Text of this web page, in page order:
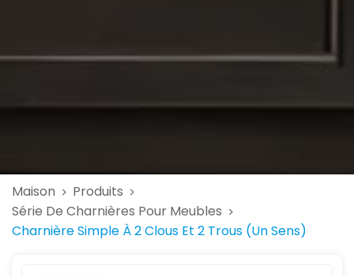
Maison > Produits >
Série De Charnières Pour Meubles >
Charnière Simple À 2 Clous Et 2 Trous (un Sens)